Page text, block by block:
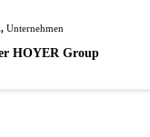
, Unternehmen
HOYER Group